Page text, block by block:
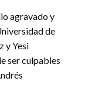
agravado y
de
y Yesi
ser culpables